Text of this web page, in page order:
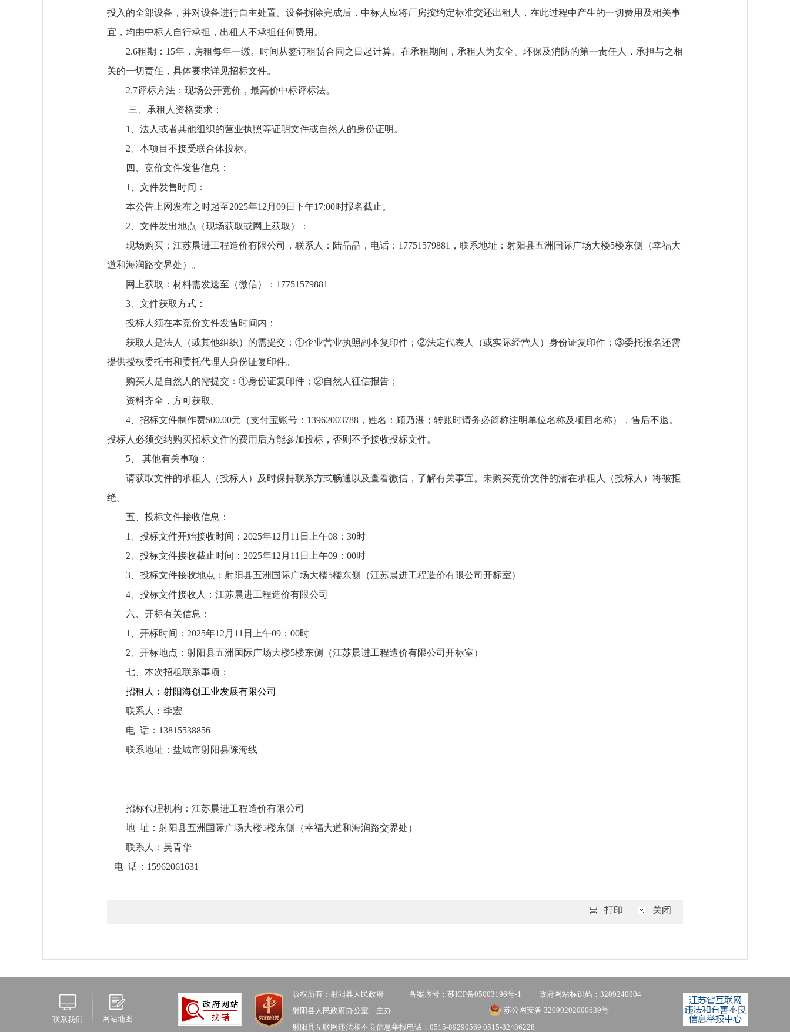
投入的全部设备，并对设备进行自主处置。设备拆除完成后，中标人应将厂房按约定标准交还出租人，在此过程中产生的一切费用及相关事
宜，均由中标人自行承担，出租人不承担任何费用。
2.6租期： 15年，房租每年一缴。时间从签订租赁合同之日起计算。在承租期间，承租人为安全、环保及消防的第一责任人，承担与之相
关的一切责任，具体要求详见招标文件。
2.7评标方法：现场公开竞价，最高价中标评标法。
三、承租人资格要求：
1、法人或者其他组织的营业执照等证明文件或自然人的身份证明。
2、本项目不接受联合体投标。
四、竞价文件发售信息：
1、文件发售时间：
本公告上网发布之时起至2025年12 月 09日下午17:00时报名截止 。
2、文件发出地点（现场获取或网上获取 ）：
现场购买：江苏晨进工程造价有限公司，联系人：陆晶晶，电话： 17751579881，联系地址：射阳县五洲国际广场大楼5楼东侧（幸福大
道和海润路交界处）。
网上获取 ：材料需发送至 （微信） ： 17751579881
3、文件获取方式：
投标人须在本竞价文件发售时间内：
获取 人是法人（或其他组织）的需提交： ①企业营业执照副本复印件；②法定代表人（或实际经营人）身份证复印件；③委托报名还需
提供授权委托书和委托代理人身份证复印件。
购买人是自然人的需提交： ①身份证复印件； ②自然人征信报告；
资料齐全，方可获取 。
4、招标文件制作费500.00元（支付宝账号：13962003788， 姓名：顾乃湛； 转账时请务必简称注明单位名称及项目名称），售后不退。
投标人必须交纳购买招标文件的费用后方能参加投标，否则不予接收投标文件。
5、 其他有关事项：
请获取文件的承租人（投标人）及时保持联系方式畅通以及查看微信 ，了解有关事宜。未购买竞价文件的潜在承租人（投标人）将被拒
绝。
五、投标文件接收信息：
1、投标文件开始接收时间：2025年12 月 11 日 上午08 ： 30时
2、投标文件接收截止时间：2025年12 月 11 日 上午09 ： 00时
3、投标文件接收地点：射阳县五洲国际广场大楼5楼东侧（江苏晨进工程造价有限公司 开标室）
4、投标文件接收人：江苏晨进工程造价有限公司
六、开标有关信息：
1、开标时间：2025年12 月 11 日 上午09 ： 00时
2、开标地点：射阳县五洲国际广场大楼5楼东侧（江苏晨进工程造价有限公司开标室）
七 、本次招租联系事项：
招租 人：射阳海创工业发展有限公司
联系人： 李宏
电 话： 13815538856
联系地址： 盐城市射阳县陈海线
招标代理机构：江苏晨进工程造价有限公司
地 址：射阳县五洲国际广场大楼5楼东侧（幸福大道和海润路交界处）
联系人： 吴青华
电 话： 15962061631
打印 关闭
联系我们 网站地图
版权所有：射阳县人民政府 备案序号：苏ICP备05003196号-1
政府网站标识码：3209240004
射阳县人民政府办公室 主办
苏公网安备 32090202000639号
射阳县互联网违法和不良信息举报电话：0515-89290569 0515-82486228